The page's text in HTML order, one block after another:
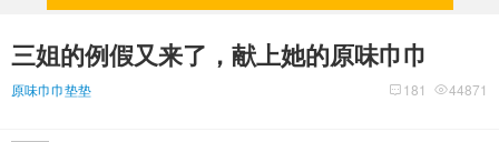
三姐的例假又来了，献上她的原味巾巾
原味巾巾垫垫 44871
181